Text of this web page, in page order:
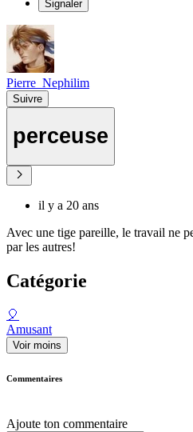
Signaler
Pierre_Nephilim
Suivre
perceuse
il y a 20 ans
Avec une tige pareille, le travail ne
par les autres!
Catégorie
🎈
Amusant
Voir moins
Commentaires
Ajoute ton commentaire